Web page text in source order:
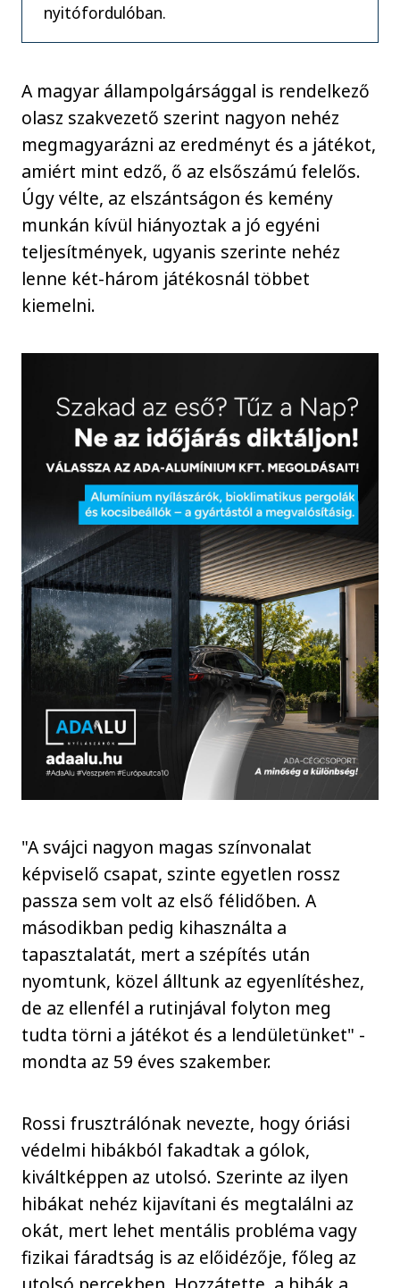
nyitófordulóban.
A magyar állampolgársággal is rendelkező
olasz szakvezető szerint nagyon nehéz
megmagyarázni az eredményt és a játékot,
amiért mint edző, ő az elsőszámú felelős.
Úgy vélte, az elszántságon és kemény
munkán kívül hiányoztak a jó egyéni
teljesítmények, ugyanis szerinte nehéz
lenne két-három játékosnál többet
kiemelni.
"A svájci nagyon magas színvonalat
képviselő csapat, szinte egyetlen rossz
passza sem volt az első félidőben. A
másodikban pedig kihasználta a
tapasztalatát, mert a szépítés után
nyomtunk, közel álltunk az egyenlítéshez,
de az ellenfél a rutinjával folyton meg
tudta törni a játékot és a lendületünket" -
mondta az 59 éves szakember.
Rossi frusztrálónak nevezte, hogy óriási
védelmi hibákból fakadtak a gólok,
kiváltképpen az utolsó. Szerinte az ilyen
hibákat nehéz kijavítani és megtalálni az
okát, mert lehet mentális probléma vagy
fizikai fáradtság is az előidézője, főleg az